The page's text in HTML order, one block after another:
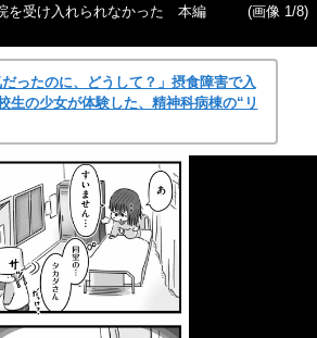
を受け入れられなかった 本編
(画像 1/8)
だったのに、どうして？」摂食障害で入
生の少女が体験した、精神科病棟の“リ